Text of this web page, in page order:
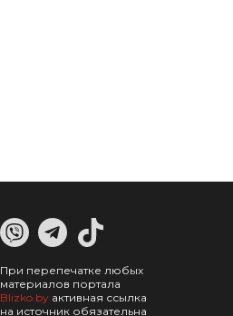
При перепечатке любых
материалов портала
Blizko.by активная ссылка
на источник обязательна